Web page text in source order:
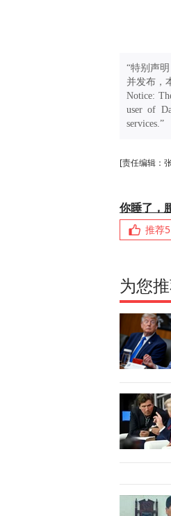
“特别声
并发布，
Notice:
user of
services.”
[责任编辑：
你睡了，
推荐5
为您